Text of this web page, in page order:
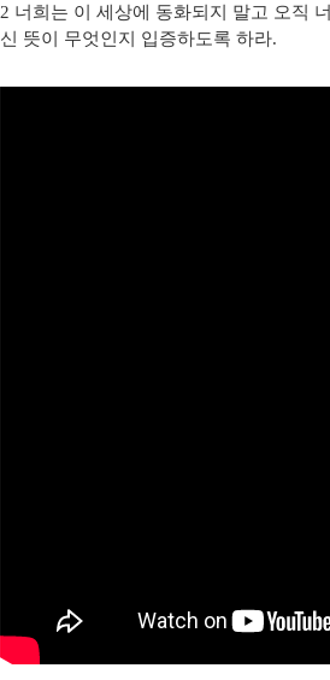
2 너희는 이 세상에 동화되지 말고 오직
신 뜻이 무엇인지 입증하도록 하라.